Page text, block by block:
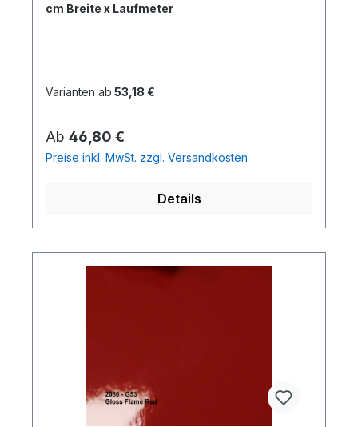
cm Breite x Laufmeter
Varianten ab 53,18 €
Regulärer Preis:
Ab 46,80 €
Preise inkl. MwSt. zzgl. Versandkosten
Details